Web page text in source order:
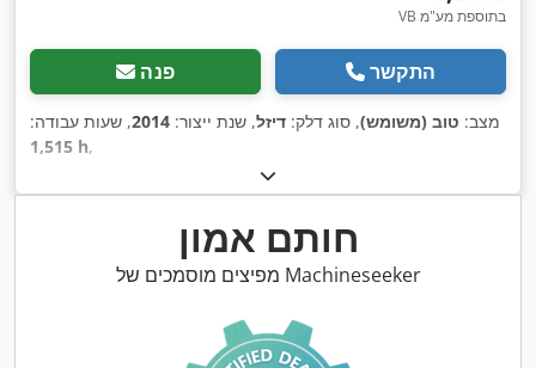
VB בתוספת מע"מ
פנה התקשר
מצב: טוב (משומש), סוג דלק: דיזל, שנת ייצור: 2014, שעות עבודה:
1,515 h,
חותם אמון
מפיצים מוסמכים של Machineseeker